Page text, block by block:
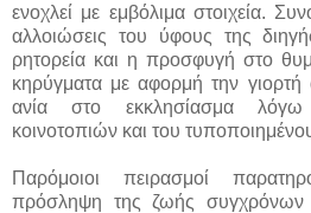
ενοχλεί με εμβόλιμα στοιχεία.
αλλοιώσεις του ύφους της
ρητορεία και η προσφυγή στο
κηρύγματα με αφορμή την
ανία στο εκκλησίασμα λόγω
κοινοτοπιών και του
Παρόμοιοι πειρασμοί
πρόσληψη της ζωής συγχρόνων